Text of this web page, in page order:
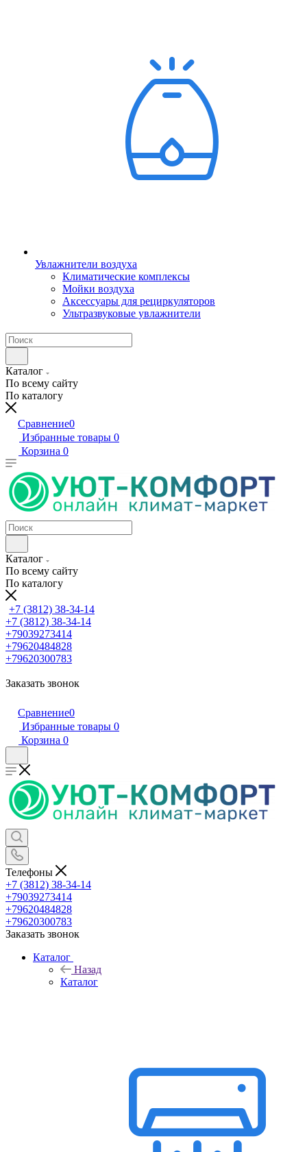
Увлажнители воздуха
Климатические комплексы
Мойки воздуха
Аксессуары для рециркуляторов
Ультразвуковые увлажнители
Каталог
По всему сайту
По каталогу
Сравнение0
Избранные товары 0
Корзина 0
Каталог
По всему сайту
По каталогу
+7 (3812) 38-34-14
+7 (3812) 38-34-14
+79039273414
+79620484828
+79620300783
Заказать звонок
Сравнение0
Избранные товары 0
Корзина 0
Телефоны
+7 (3812) 38-34-14
+79039273414
+79620484828
+79620300783
Заказать звонок
Каталог
Назад
Каталог